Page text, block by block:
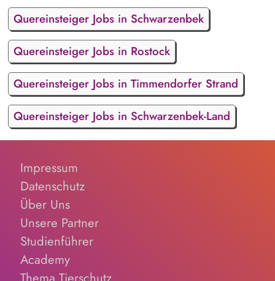
Quereinsteiger Jobs in Schwarzenbek
Quereinsteiger Jobs in Rostock
Quereinsteiger Jobs in Timmendorfer Strand
Quereinsteiger Jobs in Schwarzenbek-Land
Impressum
Datenschutz
Über Uns
Unsere Partner
Studienführer
Academy